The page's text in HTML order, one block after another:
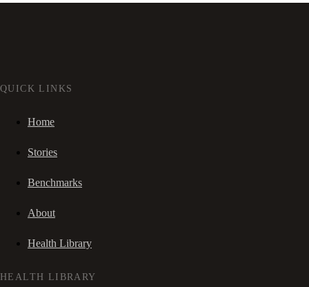
QUICK LINKS
Home
Stories
Benchmarks
About
Health Library
HEALTH LIBRARY